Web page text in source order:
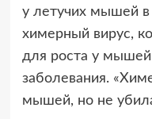
у летучих мышей в
химерный вирус,
для роста у мышей
заболевания.
мышей, но не